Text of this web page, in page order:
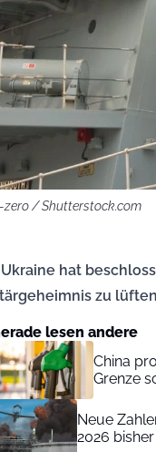
zero / Shutterstock.com
Ukraine hat
zu
lesen andere
China
Grenze
Neue
2026